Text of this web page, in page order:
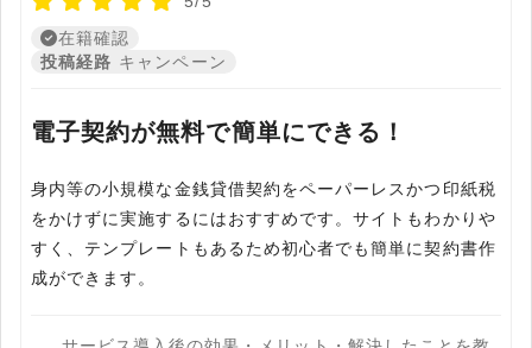
在籍確認
投稿経路 キャンペーン
電子契約が無料で簡単にできる！
身内等の小規模な金銭貸借契約をペーパーレスかつ印紙税
をかけずに実施するにはおすすめです。サイトもわかりや
すく、テンプレートもあるため初心者でも簡単に契約書作
成ができます。